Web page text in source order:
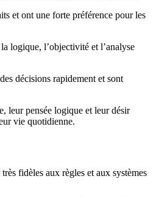
et ont une forte préférence pour les
logique, l’objectivité et l’analyse
décisions rapidement et sont
leur pensée logique et leur désir
vie quotidienne.
fidèles aux règles et aux systèmes